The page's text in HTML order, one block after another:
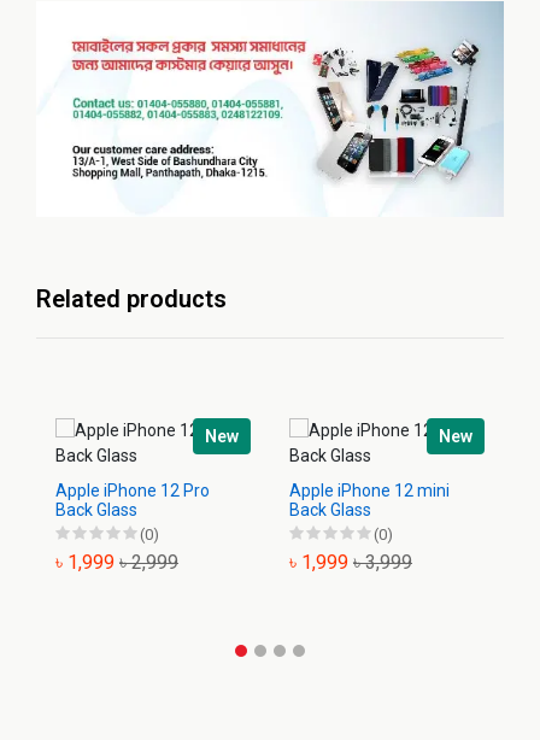
Related products
New
Apple iPhone 12 Pro
Back Glass
(0)
৳ 1,999 ৳ 2,999
New
Apple iPhone 12 mini
Back Glass
(0)
৳ 1,999 ৳ 3,999